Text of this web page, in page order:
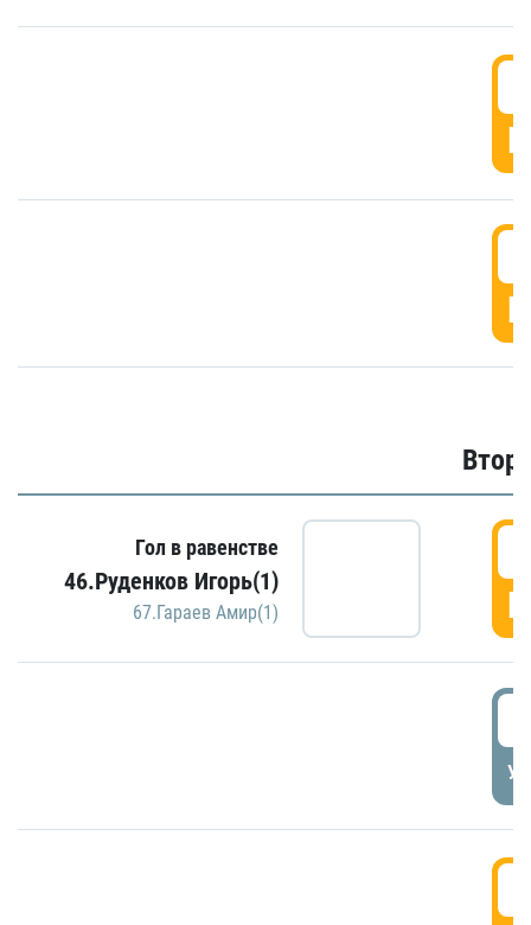
Гол в равенстве
46.Руденков Игорь(1)
67.Гараев Амир(1)